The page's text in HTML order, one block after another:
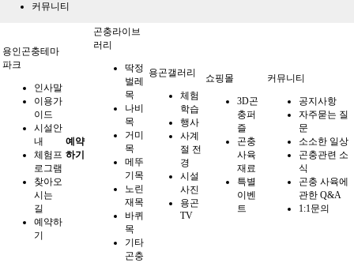
커뮤니티
용인곤충테마
파크
인사말
이용가
이드
시설안
내
체험프
로그램
찾아오
시는
길
예약하
기
예약
하기
곤충라이브
러리
딱정
벌레
목
나비
목
거미
목
메뚜
기목
노린
재목
바퀴
목
기타
곤충
용곤갤러리
체험
학습
행사
사계
절 전
경
시설
사진
용곤
TV
쇼핑몰
3D곤
충퍼
즐
곤충
사육
재료
특별
이벤
트
커뮤니티
공지사항
자주묻는 질
문
소소한 일상
곤충관련 소
식
곤충 사육에
관한 Q&A
1:1문의